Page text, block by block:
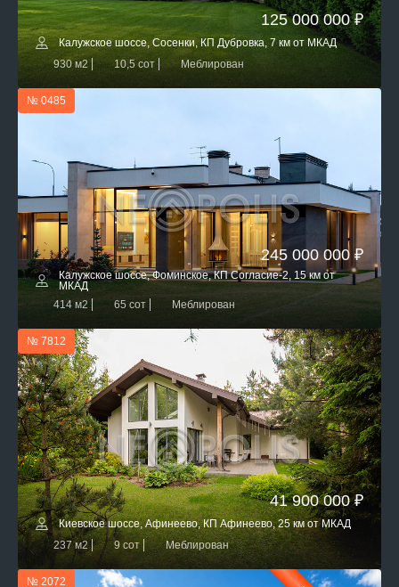
125 000 000 ₽
Калужское шоссе, Сосенки, КП Дубровка, 7 км от МКАД
930 м2
10,5 сот Меблирован
№ 0485
245 000 000 ₽
Калужское шоссе, Фоминское, КП Согласие-2, 15 км от
МКАД
414 м2
65 сот Меблирован
№ 7812
41 900 000 ₽
Киевское шоссе, Афинеево, КП Афинеево, 25 км от МКАД
237 м2
9 сот Меблирован
№ 2072